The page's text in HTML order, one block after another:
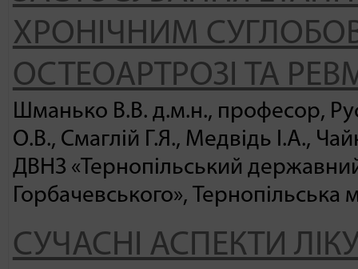
ХРОНІЧНИМ
ОСТЕОАРТРОЗІ ТА
Шманько В.В. д.м.н., професор,
О.В., Смаглій Г.Я., Медвідь І.А.,
ДВНЗ «Тернопільський
Горбачевського»,
СУЧАСНІ АСПЕКТИ